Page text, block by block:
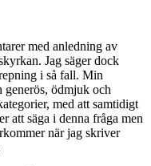
med anledning av
Jag säger dock
i så fall. Min
generös, ödmjuk och
med att samtidigt
att säga i denna fråga men
när jag skriver